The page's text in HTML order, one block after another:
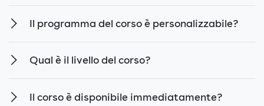
Il programma del corso è personalizzabile?
Qual è il livello del corso?
Il corso è disponibile immediatamente?